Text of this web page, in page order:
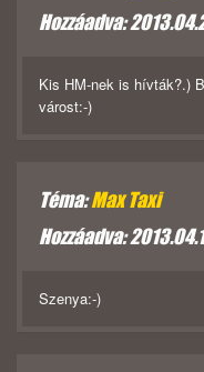
Hozzáadva:
Kis HM-nek is hívták?.)
várost:-)
Téma:Max Taxi
Hozzáadva:
Szenya:-)